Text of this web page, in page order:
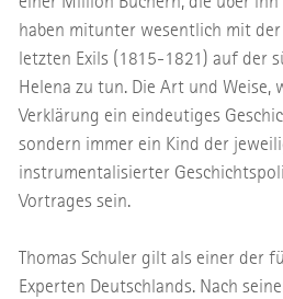
haben mitunter wesentlich mit der
letzten Exils (1815-1821) auf der
Helena zu tun. Die Art und Weise,
Verklärung ein eindeutiges
sondern immer ein Kind der
instrumentalisierter
Vortrages sein.
Thomas Schuler gilt als einer der
Experten Deutschlands. Nach